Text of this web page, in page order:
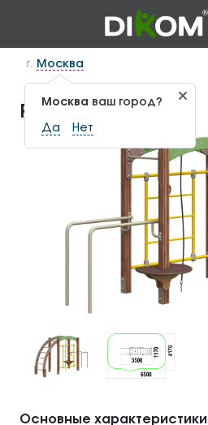
г. Москва
Москва ваш город?
Да Нет
Рукоход РУ-1.7
Основные характеристики